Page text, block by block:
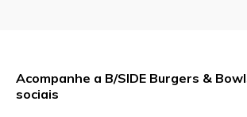
Acompanhe a B/SIDE Burgers &
sociais